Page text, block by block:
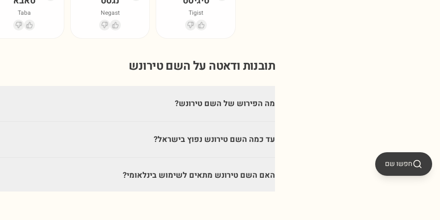
Tigist
Negast
Taba
תובנות ודאטה על השם טירונש
מה הפירוש של השם טירונש?
עד כמה השם טירונש נפוץ בישראל?
האם השם טירונש מתאים לשימוש בינלאומי?
חפשו שם